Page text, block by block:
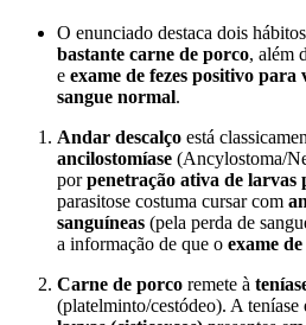
O enunciado destaca dois
bastante carne de porco, além
e exame de fezes positivo para
sangue normal.
Andar descalço está
ancilostomíase (Ancylostoma/
porpenetração ativa de larvas
parasitose costuma cursar com
sanguíneas (pela perda de
a informação de que o exame
Carne de porco remete à
(platelminto/cestódeo). A teníase